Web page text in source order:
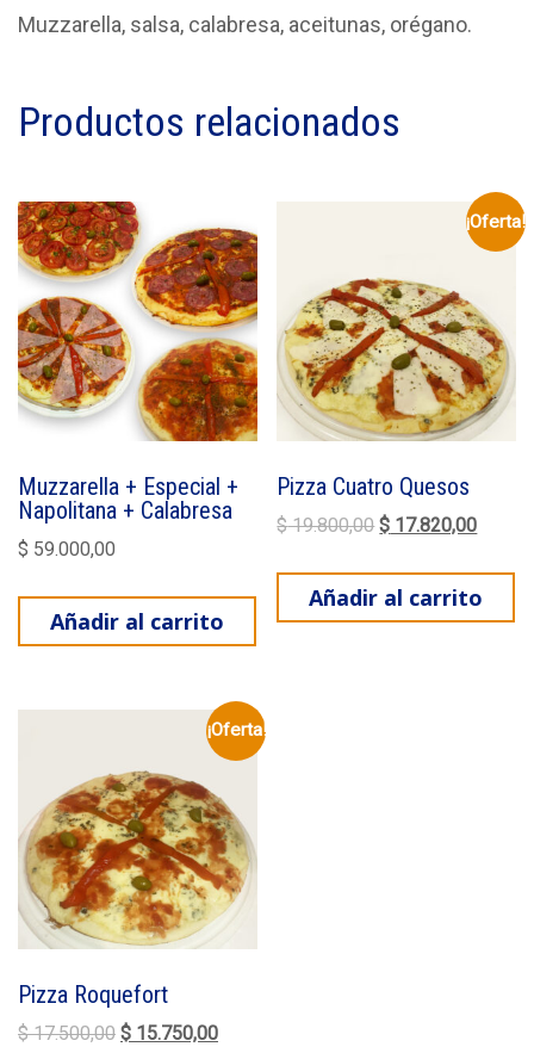
Muzzarella, salsa, calabresa, aceitunas, orégano.
Productos relacionados
Muzzarella + Especial +
Napolitana + Calabresa
$ 59.000,00
Añadir al carrito
¡Oferta!
Pizza Cuatro Quesos
$19.800,00El precio original
$ 17.820,00El
Añadir al carrito
¡Oferta!
Pizza Roquefort
$17.500,00 El precio original era: $ 17.500,00.
$ 15.750,00El precio actual es: $ 15.750,00.